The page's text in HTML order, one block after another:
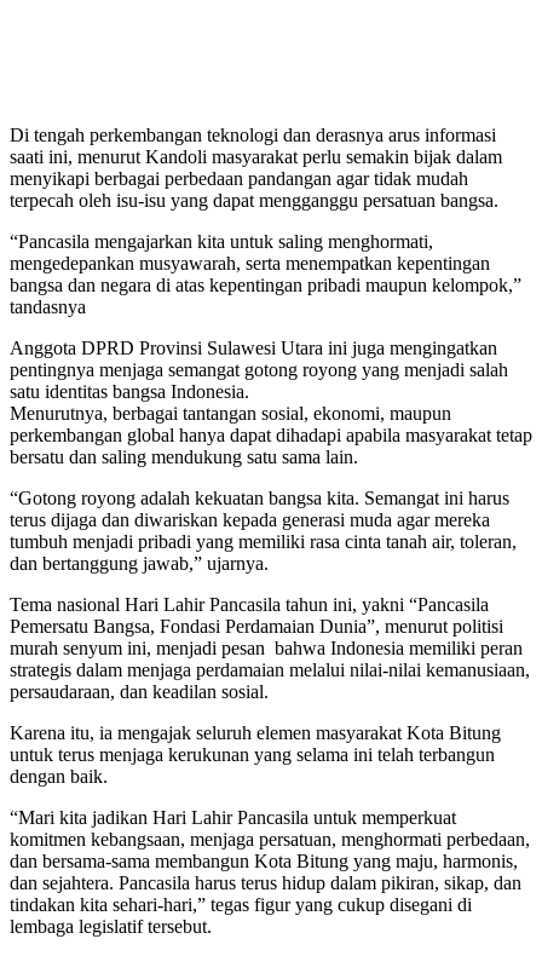
Di tengah perkembangan teknologi dan derasnya arus informasi
saati ini, menurut Kandoli masyarakat perlu semakin bijak dalam
menyikapi berbagai perbedaan pandangan agar tidak mudah
terpecah oleh isu-isu yang dapat mengganggu persatuan bangsa.
“Pancasila mengajarkan kita untuk saling menghormati,
mengedepankan musyawarah, serta menempatkan kepentingan
bangsa dan negara di atas kepentingan pribadi maupun kelompok,”
tandasnya
Anggota DPRD Provinsi Sulawesi Utara ini juga mengingatkan
pentingnya menjaga semangat gotong royong yang menjadi salah
satu identitas bangsa Indonesia.
Menurutnya, berbagai tantangan sosial, ekonomi, maupun
perkembangan global hanya dapat dihadapi apabila masyarakat tetap
bersatu dan saling mendukung satu sama lain.
“Gotong royong adalah kekuatan bangsa kita. Semangat ini harus
terus dijaga dan diwariskan kepada generasi muda agar mereka
tumbuh menjadi pribadi yang memiliki rasa cinta tanah air, toleran,
dan bertanggung jawab,” ujarnya.
Tema nasional Hari Lahir Pancasila tahun ini, yakni “Pancasila
Pemersatu Bangsa, Fondasi Perdamaian Dunia”, menurut politisi
murah senyum ini, menjadi pesan bahwa Indonesia memiliki peran
strategis dalam menjaga perdamaian melalui nilai-nilai kemanusiaan,
persaudaraan, dan keadilan sosial.
Karena itu, ia mengajak seluruh elemen masyarakat Kota Bitung
untuk terus menjaga kerukunan yang selama ini telah terbangun
dengan baik.
“Mari kita jadikan Hari Lahir Pancasila untuk memperkuat
komitmen kebangsaan, menjaga persatuan, menghormati perbedaan,
dan bersama-sama membangun Kota Bitung yang maju, harmonis,
dan sejahtera. Pancasila harus terus hidup dalam pikiran, sikap, dan
tindakan kita sehari-hari,” tegas figur yang cukup disegani di
lembaga legislatif tersebut.